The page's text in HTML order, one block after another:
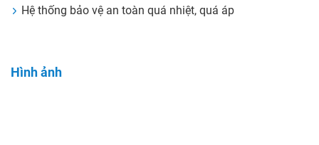
Hệ thống bảo vệ an toàn quá nhiệt, quá áp
Hình ảnh